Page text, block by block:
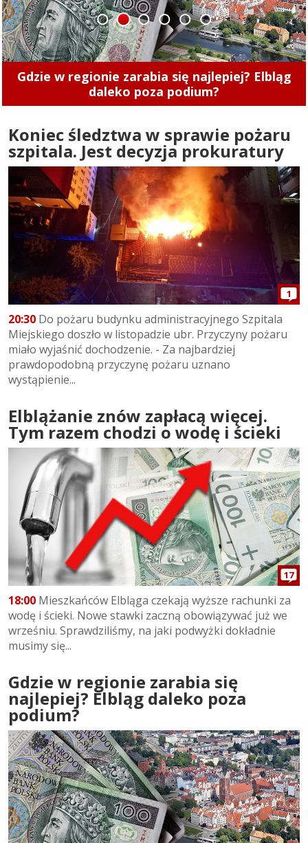
Przed nami jubileuszowa edycja Elbląskiego
Święta Chleba. Zobacz, co w programie
1 2 3 4 5 6
Koniec śledztwa w sprawie pożaru
szpitala. Jest decyzja prokuratury
1
20:30 Do pożaru budynku administracyjnego Szpitala
Miejskiego doszło w listopadzie ubr. Przyczyny pożaru
miało wyjaśnić dochodzenie. - Za najbardziej
prawdopodobną przyczynę pożaru uznano
wystąpienie...
Elblążanie znów zapłacą więcej.
Tym razem chodzi o wodę i ścieki
17
18:00 Mieszkańców Elbląga czekają wyższe rachunki za
wodę i ścieki. Nowe stawki zaczną obowiązywać już we
wrześniu. Sprawdziliśmy, na jaki podwyżki dokładnie
musimy się...
Gdzie w regionie zarabia się
najlepiej? Elbląg daleko poza
podium?